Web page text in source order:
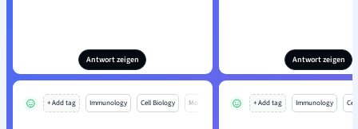
Antwort zeigen Antwort zeigen
+ Add tag Immunology Cell Biology Mo + Add tag Immunology